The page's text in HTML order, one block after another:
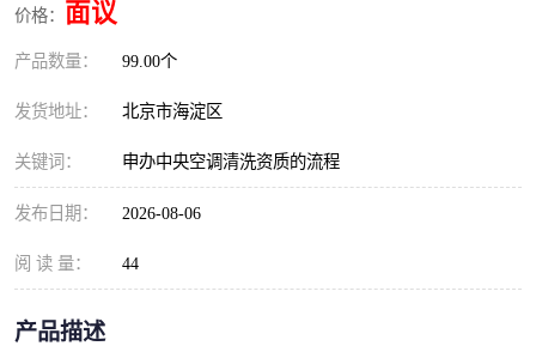
价格： 面议
产品数量： 99.00个
发货地址： 北京市海淀区
关键词： 申办中央空调清洗资质的流程
发布日期： 2026-08-06
阅 读 量： 44
产品描述